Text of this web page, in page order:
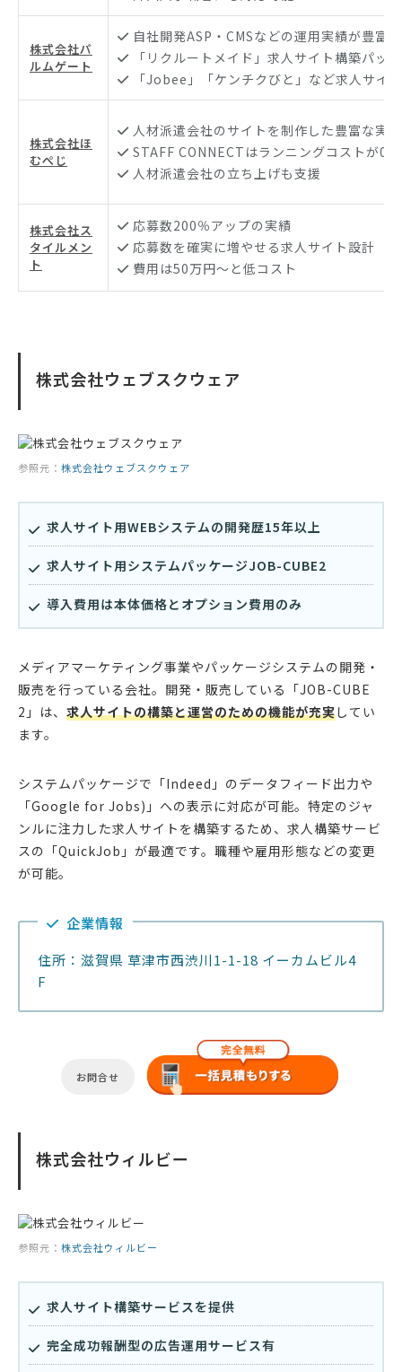
株式会社パ
ルムゲート
自社開発ASP・CMSなどの運用実績が豊富
「リクルートメイド」求人サイト構築パッ
「Jobee」「ケンチクびと」など求人サイ
株式会社ほ
むぺじ
人材派遣会社のサイトを制作した豊富な実績
STAFF CONNECTはランニングコストが0円
人材派遣会社の立ち上げも支援
株式会社ス
タイルメン
ト
応募数200％アップの実績
応募数を確実に増やせる求人サイト設計
費用は50万円〜と低コスト
株式会社ウェブスクウェア
参照元： 株式会社ウェブスクウェア
求人サイト用WEBシステムの開発歴15年以上
求人サイト用システムパッケージJOB-CUBE2
導入費用は本体価格とオプション費用のみ
メディアマーケティング事業やパッケージシステムの開発・
販売を行っている会社。開発・販売している「JOB-CUBE
2」は、 求人サイトの構築と運営のための機能が充実してい
ます。
システムパッケージで「Indeed」のデータフィード出力や
「Google for Jobs)」への表示に対応が可能。特定のジャ
ンルに注力した求人サイトを構築するため、求人構築サービ
スの「QuickJob」が最適です。職種や雇用形態などの変更
が可能。
企業情報
住所：滋賀県 草津市西渋川1-1-18 イーカムビル4
F
お問合せ
株式会社ウィルビー
参照元： 株式会社ウィルビー
求人サイト構築サービスを提供
完全成功報酬型の広告運用サービス有